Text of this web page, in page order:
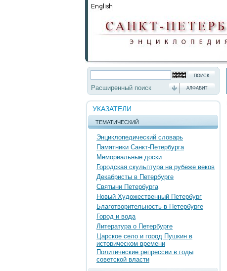
Расширенный поиск АЛФАВИТ
УКАЗАТЕЛИ
ТЕМАТИЧЕСКИЙ
Энциклопедический словарь
Памятники Санкт-Петербурга
Мемориальные доски
Городская скульптура на рубеже веков
Декабристы в Петербурге
Святыни Петербурга
Новый Художественный Петербург
Благотворительность в Петербурге
Город и вода
Литература о Петербурге
Царское село и город Пушкин в
историческом времени
Политические репрессии в годы
советской власти